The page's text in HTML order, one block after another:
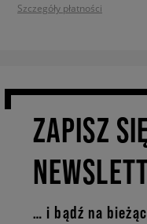
Szczegóły płatności
ZAPISZ
… i bądź na